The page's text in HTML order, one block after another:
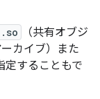
.so
（共有オブジ
ーカイブ）また
定することもで